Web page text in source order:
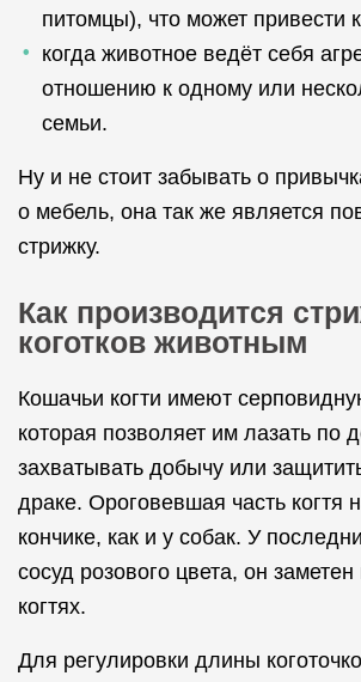
питомцы), что может привести
когда животное ведёт себя
отношению к одному или
семьи.
Ну и не стоит забывать о
о мебель, она так же является
стрижку.
Как производится
коготков животным
Кошачьи когти имеют
которая позволяет им лазать по
захватывать добычу или
драке. Ороговевшая часть когтя
кончике, как и у собак. У
сосуд розового цвета, он
когтях.
Для регулировки длины